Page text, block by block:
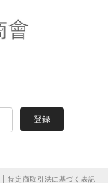
登録
|特定商取引法に基づく表記